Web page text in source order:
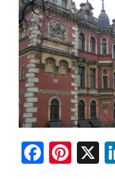
F
Pi X